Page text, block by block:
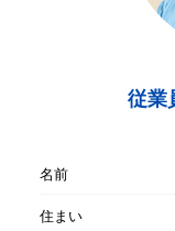
従業
名前
住まい